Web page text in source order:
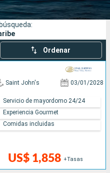
Compañías
Buscar
Ordenar
Saint John's 03/01/2028
US$ 1,858 +Tasas
Servicio de mayordomo 24/24
Experiencia Gourmet
Comidas incluidas